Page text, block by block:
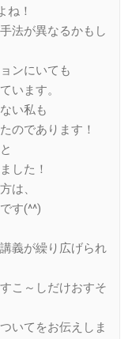
ね！
法が異なるかもし
ンにいても
います。
い私も
のであります！
した！
は、
す(^^)
義が繰り広げられ
こ～しだけおすそ
いてをお伝えしま